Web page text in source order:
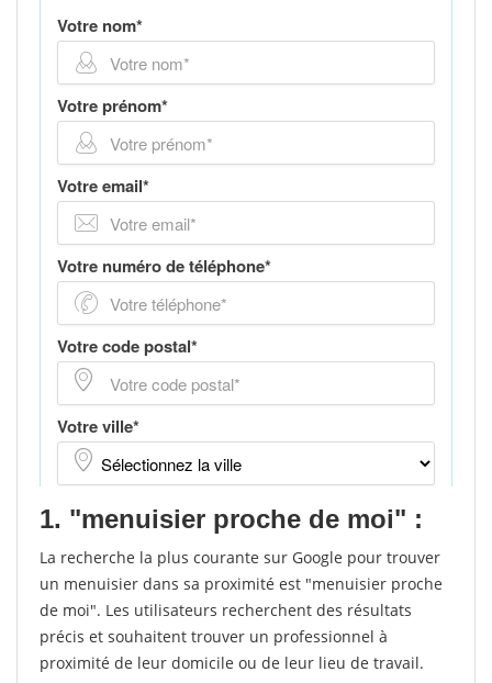
1. "menuisier proche de moi" :
La recherche la plus courante sur Google pour trouver
un menuisier dans sa proximité est "menuisier proche
de moi". Les utilisateurs recherchent des résultats
précis et souhaitent trouver un professionnel à
proximité de leur domicile ou de leur lieu de travail.